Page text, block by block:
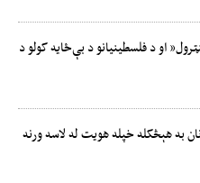
او د فلسطینیانو د بې‌ځایه کولو د
به هېڅکله خپله هویت له لاسه ورنه